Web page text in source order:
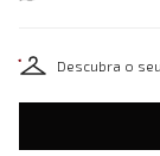
Descubra o